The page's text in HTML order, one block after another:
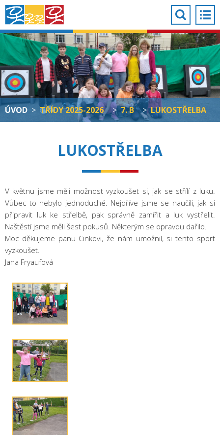
ÚVOD > TŘÍDY 2025-2026 > 7. B > LUKOSTŘELBA
LUKOSTŘELBA
V květnu jsme měli možnost vyzkoušet si, jak se střílí z luku.
Vůbec to nebylo jednoduché. Nejdříve jsme se naučili, jak si
připravit luk ke střelbě, pak správně zamířit a luk vystřelit.
Naštěstí jsme měli šest pokusů. Některým se opravdu dařilo.
Moc děkujeme panu Cinkovi, že nám umožnil, si tento sport
vyzkoušet.
Jana Fryaufová